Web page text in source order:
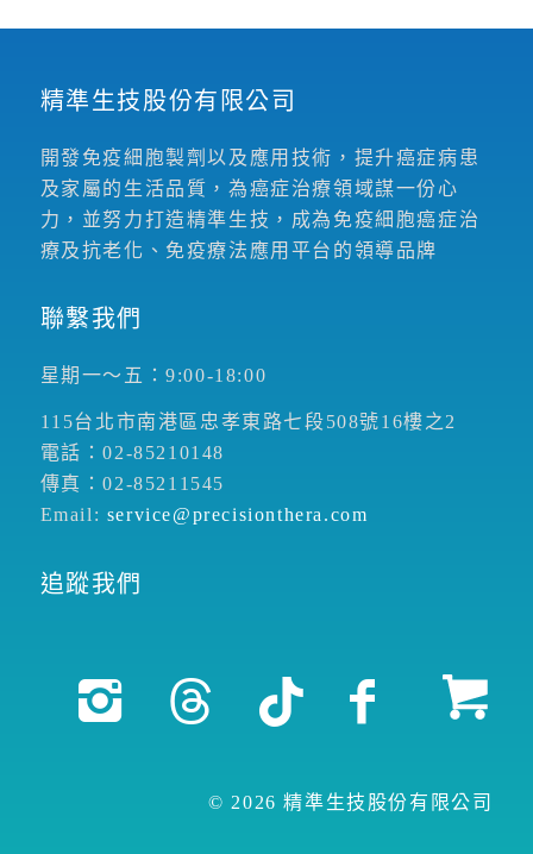
精準生技股份有限公司
開發免疫細胞製劑以及應用技術，提升癌症病患
及家屬的生活品質，為癌症治療領域謀一份心
力，並努力打造精準生技，成為免疫細胞癌症治
療及抗老化、免疫療法應用平台的領導品牌
聯繫我們
星期一～五：9:00-18:00
115台北市南港區忠孝東路七段508號16樓之2
電話：02-85210148
傳真：02-85211545
Email: service@precisionthera.com
追蹤我們
© 2026 精準生技股份有限公司